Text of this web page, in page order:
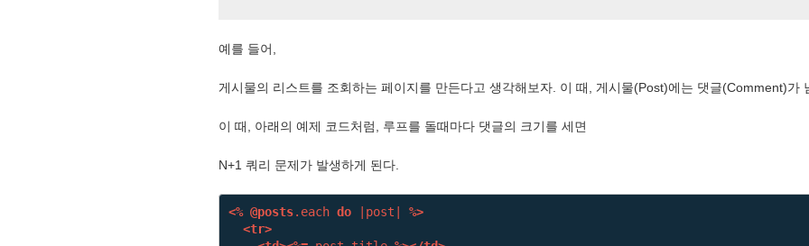
예를 들어,
게시물의 리스트를 조회하는 페이지를 만든다고 생각해보자. 이 때, 게시물(Post)에는 댓글(Comment)가
이 때, 아래의 예제 코드처럼, 루프를 돌때마다 댓글의 크기를 세면
N+1 쿼리 문제가 발생하게 된다.
<% @posts. each do | post |
%>
<tr>